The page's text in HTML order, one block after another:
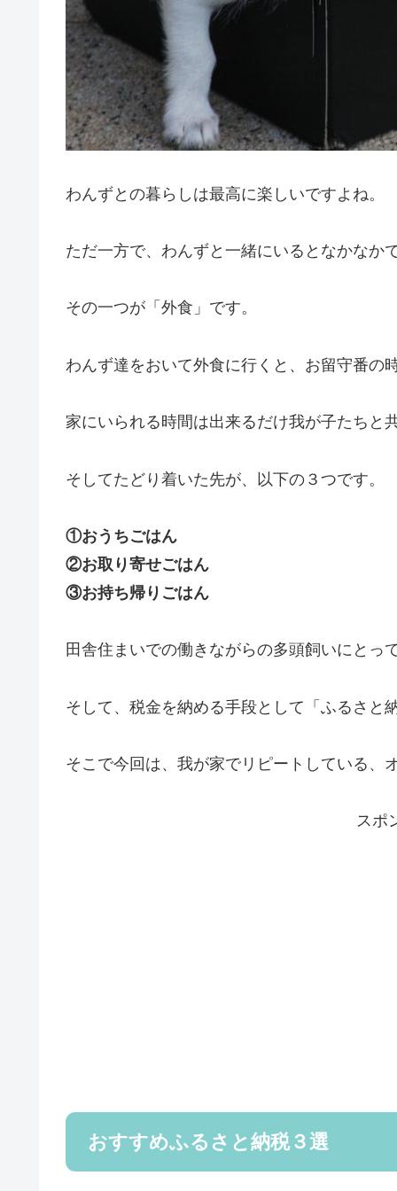
わんずとの暮らしは最高に楽しいですよね。
ただ一方で、わんずと一緒にいるとなかなか
その一つが「外食」です。
わんず達をおいて外食に行くと、お留守番の
家にいられる時間は出来るだけ我が子たちと
そしてたどり着いた先が、以下の３つです。
①おうちごはん
②お取り寄せごはん
③お持ち帰りごはん
田舎住まいでの働きながらの多頭飼いにとっ
そして、税金を納める手段として「ふるさと
そこで今回は、我が家でリピートしている、
スポ
おすすめふるさと納税３選